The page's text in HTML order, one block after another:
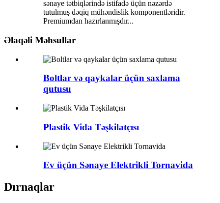
sənaye tətbiqlərində istifadə üçün nəzərdə
tutulmuş dəqiq mühəndislik komponentləridir.
Premiumdan hazırlanmışdır...
Əlaqəli Məhsullar
Boltlar və qaykalar üçün saxlama
qutusu
Plastik Vida Təşkilatçısı
Ev üçün Sənaye Elektrikli Tornavida
Dırnaqlar